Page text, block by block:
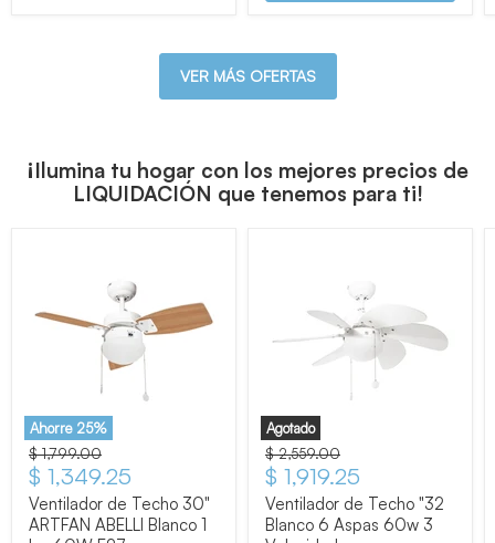
VER MÁS OFERTAS
¡Ilumina tu hogar con los mejores precios de
LIQUIDACIÓN que tenemos para ti!
Ahorre 25%
Precio original
$ 1,799.00
Precio actual
$ 1,349.25
Ventilador de Techo 30"
ARTFAN ABELLI Blanco 1
Agotado
Precio original
$ 2,559.00
Precio actual
$ 1,919.25
Ventilador de Techo "32
Blanco 6 Aspas 60w 3